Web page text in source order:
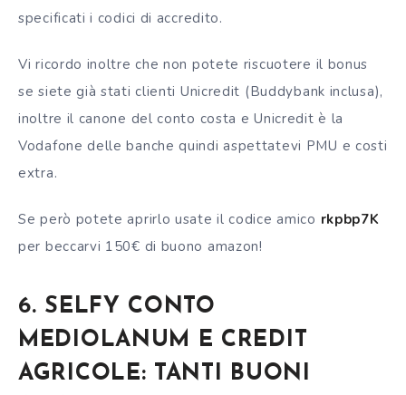
specificati i codici di accredito.
Vi ricordo inoltre che non potete riscuotere il bonus
se siete già stati clienti Unicredit (Buddybank inclusa),
inoltre il canone del conto costa e Unicredit è la
Vodafone delle banche quindi aspettatevi PMU e costi
extra.
Se però potete aprirlo usate il codice amico rkpbp7K
per beccarvi 150€ di buono amazon!
6. SELFY CONTO
MEDIOLANUM E CREDIT
AGRICOLE: TANTI BUONI